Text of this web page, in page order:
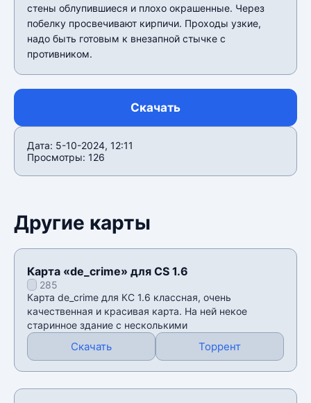
стены облупившиеся и плохо окрашенные. Через
побелку просвечивают кирпичи. Проходы узкие,
надо быть готовым к внезапной стычке с
противником.
Скачать
Дата: 5-10-2024, 12:11
Просмотры: 126
Другие карты
Карта «de_crime» для CS 1.6
285
Карта de_crime для КС 1.6 классная, очень
качественная и красивая карта. На ней некое
старинное здание с несколькими
Скачать Торрент